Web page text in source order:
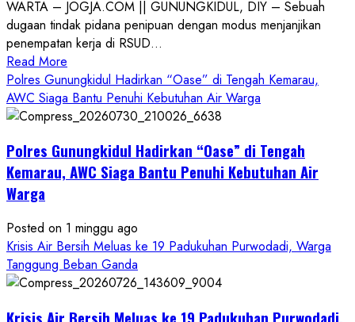
WARTA – JOGJA.COM || GUNUNGKIDUL, DIY – Sebuah
dugaan tindak pidana penipuan dengan modus menjanjikan
penempatan kerja di RSUD...
Read More
more
about
Dugaan
Masuk
Kerja
Seret
Oknum
Wartawan
Polres Gunungkidul Hadirkan “Oase” di Tengah Kemarau,
AWC Siaga Bantu Penuhi Kebutuhan Air Warga
Polres Gunungkidul Hadirkan “Oase” di Tengah
Kemarau, AWC Siaga Bantu Penuhi Kebutuhan Air
Warga
Posted on 1 minggu ago
Krisis Air Bersih Meluas ke 19 Padukuhan Purwodadi, Warga
Tanggung Beban Ganda
Krisis Air Bersih Meluas ke 19 Padukuhan Purwodadi,